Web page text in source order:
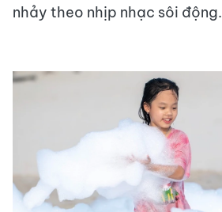
nhảy theo nhịp nhạc sôi động.